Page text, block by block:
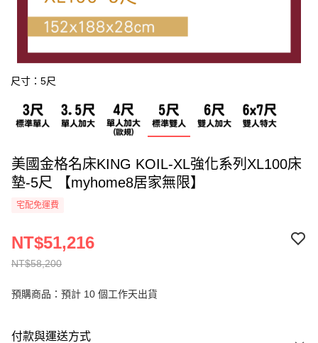
尺寸：5尺
美國金格名床KING KOIL-XL強化系列XL100床
墊-5尺 【myhome8居家無限】
宅配免運費
NT$58,200
NT$51,216
預購商品：預計 10 個工作天出貨
付款與運送方式